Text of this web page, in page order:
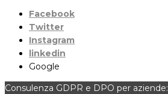
Facebook
Twitter
Instagram
linkedin
Google
Consulenza GDPR e DPO per aziende: